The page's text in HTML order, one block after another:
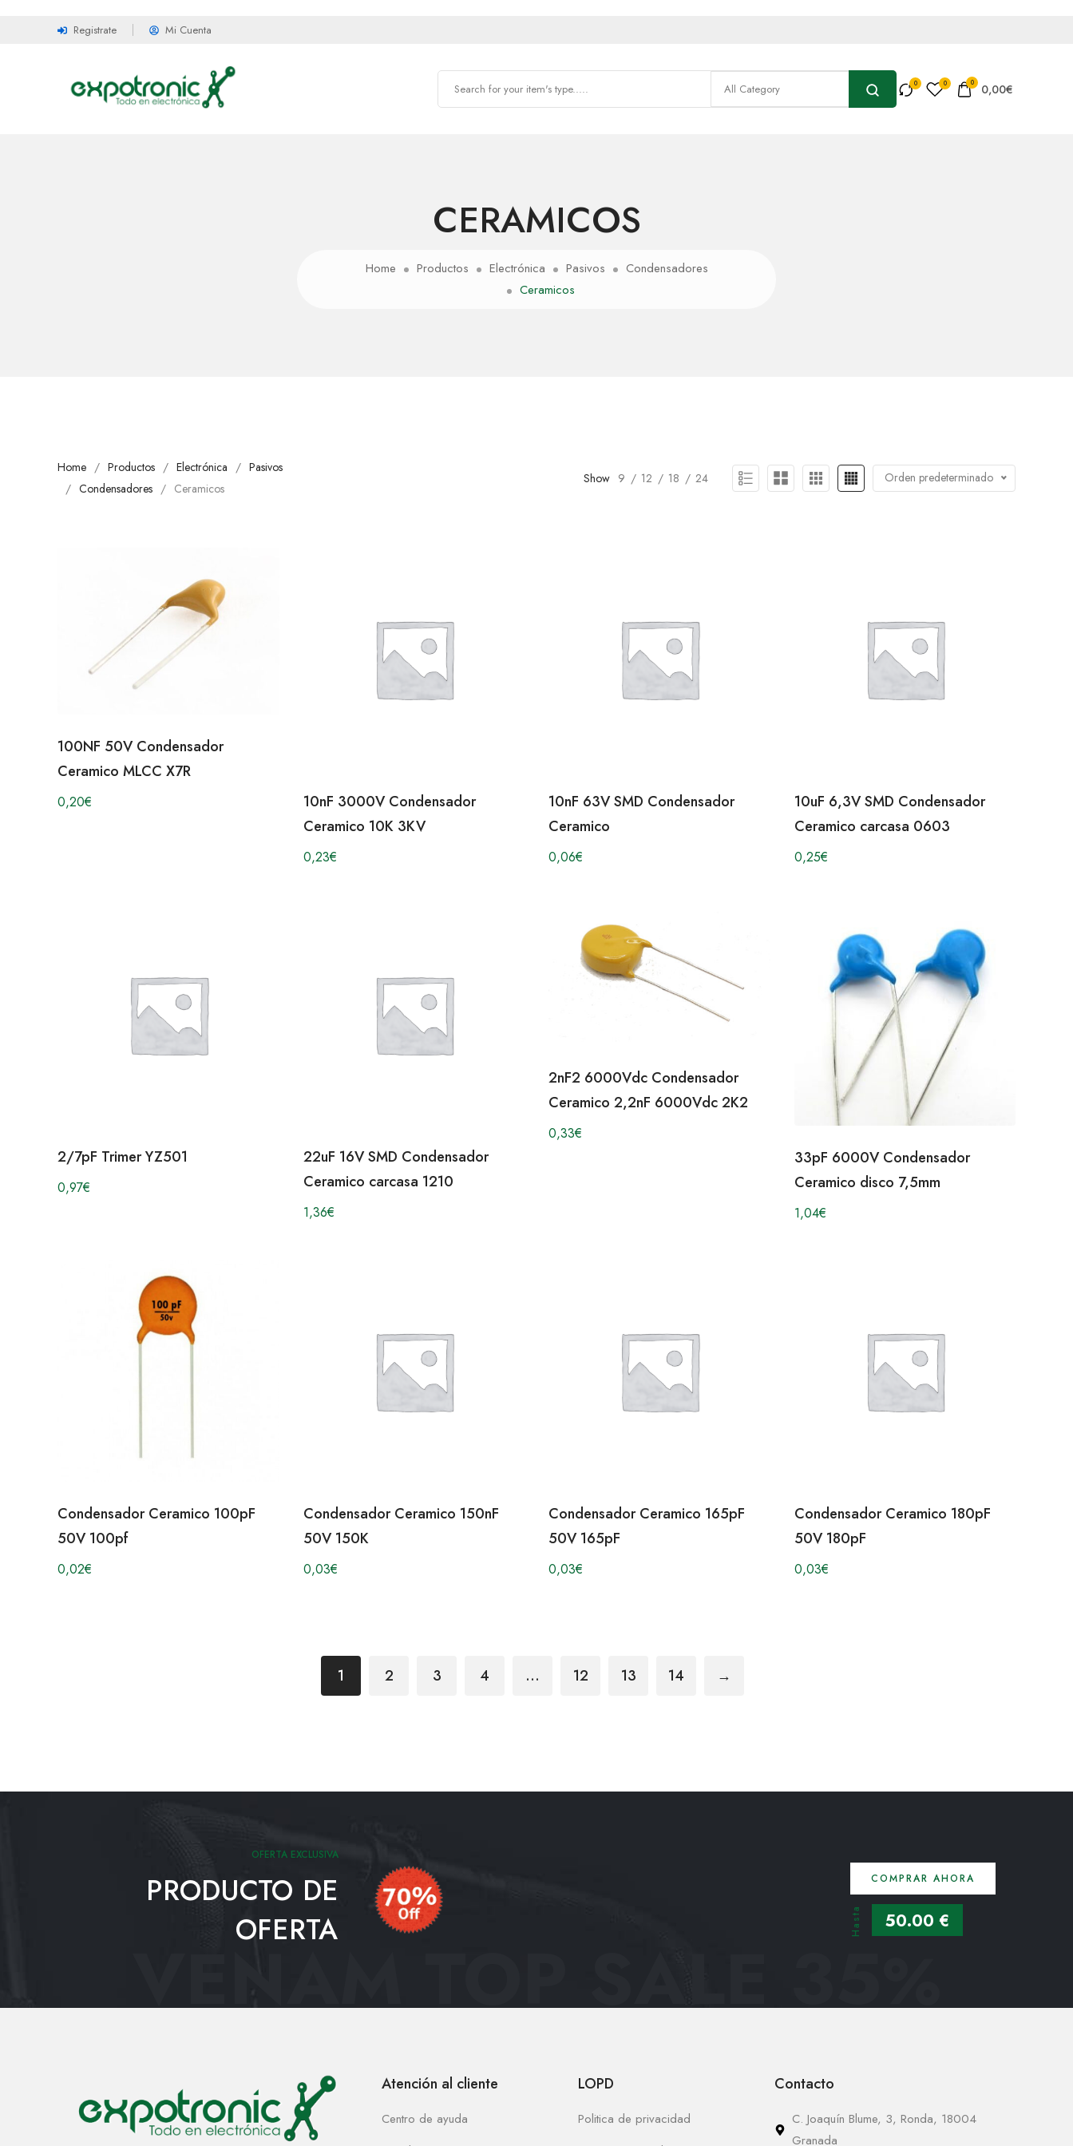
Registrate Mi Cuenta
0 0,00€
CERAMICOS
Home Productos Electrónica Pasivos
Condensadores
Ceramicos
Home Productos Electrónica
Pasivos
Condensadores
Ceramicos
Show 9 12 18 24 Orden predeterminado
100NF 50V Condensador
Ceramico MLCC X7R
0,20€
10nF 3000V Condensador
Ceramico 10K 3KV
0,23€
10nF 63V SMD Condensador
Ceramico
0,06€
10uF 6,3V SMD Condensador
Ceramico carcasa 0603
0,25€
2/7pF Trimer YZ501
0,97€
22uF 16V SMD Condensador
Ceramico carcasa 1210
1,36€
2nF2 6000Vdc Condensador
Ceramico 2,2nF 6000Vdc 2K2
0,33€
33pF 6000V Condensador
Ceramico disco 7,5mm
1,04€
Condensador Ceramico 100pF
50V 100pf
0,02€
Condensador Ceramico 150nF
50V 150K
0,03€
Condensador Ceramico 165pF
50V 165pF
0,03€
Condensador Ceramico 180pF
50V 180pF
0,03€
1 2 3 4 … 12 13 14 →
OFERTA EXCLUSIVA
PRODUCTO DE
OFERTA
COMPRAR AHORA
Hasta 50.00 €
VENAM TOP SALE 35%
Atención al cliente
Centro de ayuda
LOPD
Politica de privacidad
Contacto
C. Joaquín Blume, 3, Ronda, 18004
Granada